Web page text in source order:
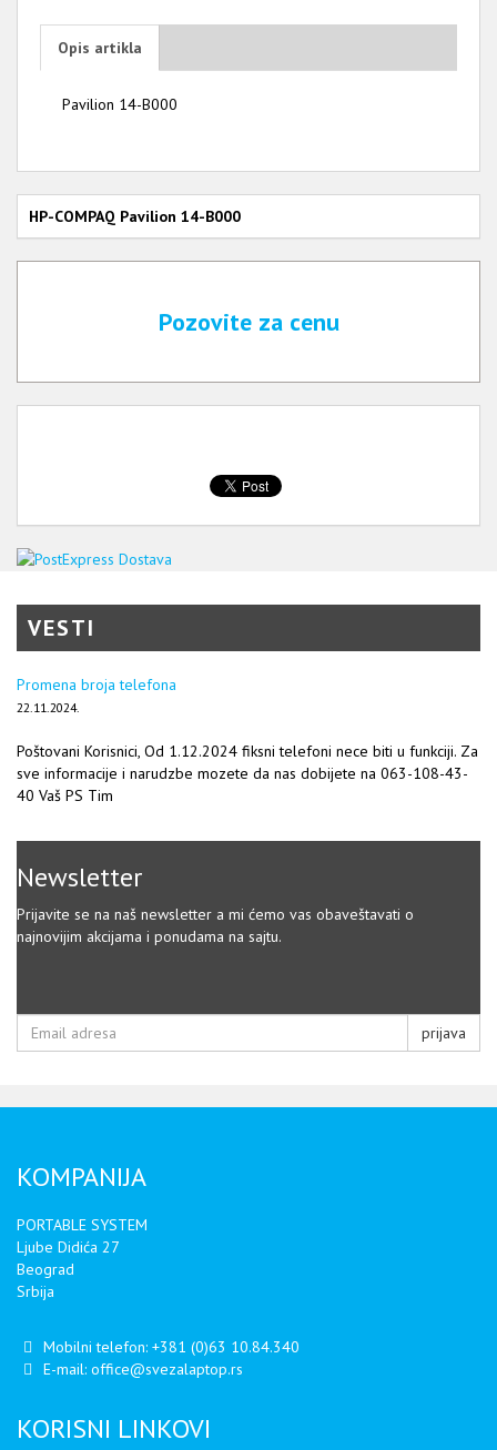
Opis artikla
Pavilion 14-B000
HP-COMPAQ Pavilion 14-B000
Pozovite za cenu
VESTI
Promena broja telefona
22.11.2024.
Poštovani Korisnici, Od 1.12.2024 fiksni telefoni nece biti u funkciji. Za
sve informacije i narudzbe mozete da nas dobijete na 063-108-43-
40 Vaš PS Tim
Newsletter
Prijavite se na naš newsletter a mi ćemo vas obaveštavati o
najnovijim akcijama i ponudama na sajtu.
prijava
KOMPANIJA
PORTABLE SYSTEM
Ljube Didića 27
Beograd
Srbija
Mobilni telefon: +381 (0)63 10.84.340
E-mail: office@svezalaptop.rs
KORISNI LINKOVI